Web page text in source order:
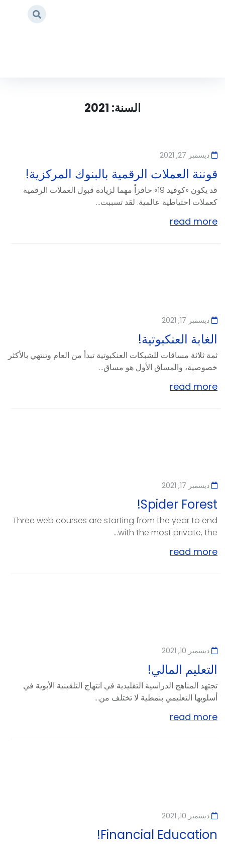
السنة: 2021
ديسمبر 27, 2021
قوننة العملات الرقمية بالبنوك المركزية!
قد يكون «كوفيد 19» حافزاً مهما لزيادة قبول العملات الرقمية
كعملات احتياطية عالمية. لقد تسببت...
read more
ديسمبر 17, 2021
الغابة العنكبوتية!
ثمة ثلاثة مساقات للشبكات العنكبوتية تبدأ من العام وتنتهي بالأكثر
خصوصية، والمساق الأول هو مساق...
read more
ديسمبر 17, 2021
Spider Forest!
Three web courses are starting from the year to end
with the most private, the...
read more
ديسمبر 10, 2021
التعليم المالي!
تجتهد المناهج الدراسية التقليدية في انتهاج التلقينية الأبوية في
أسلوبها التعليمي بنمطية لا تختلف من...
read more
ديسمبر 10, 2021
Financial Education!